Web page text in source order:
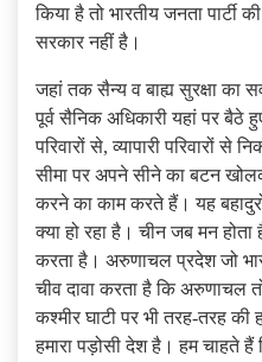
किया है तो भारतीय जनता पार्टी
सरकार नहीं है।
जहां तक सैन्य व बाह्य सुरक्षा का
पूर्व सैनिक अधिकारी यहां पर बैठे
परिवारों से, व्यापारी परिवारों
सीमा पर अपने सीने का बटन
करने का काम करते हैं। यह
क्या हो रहा है। चीन जब मन
करता है। अरुणाचल प्रदेश जो
चीव दावा करता है कि अरुणाचल
कश्मीर घाटी पर भी तरह-तरह
हमारा पड़ोसी देश है। हम चाहते